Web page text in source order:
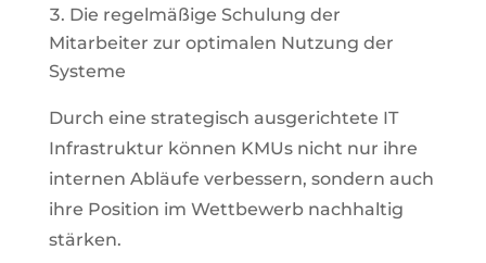
Die regelmäßige Schulung der
Mitarbeiter zur optimalen Nutzung der
Systeme
Durch eine strategisch ausgerichtete IT
Infrastruktur können KMUs nicht nur ihre
internen Abläufe verbessern, sondern auch
ihre Position im Wettbewerb nachhaltig
stärken.